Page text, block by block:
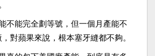
不能完全劃等號，但一個月產能不
對蘋果來說，根本塞牙縫都不夠。